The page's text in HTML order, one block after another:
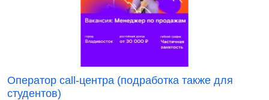
Оператор call-центра (подработка также для
студентов)